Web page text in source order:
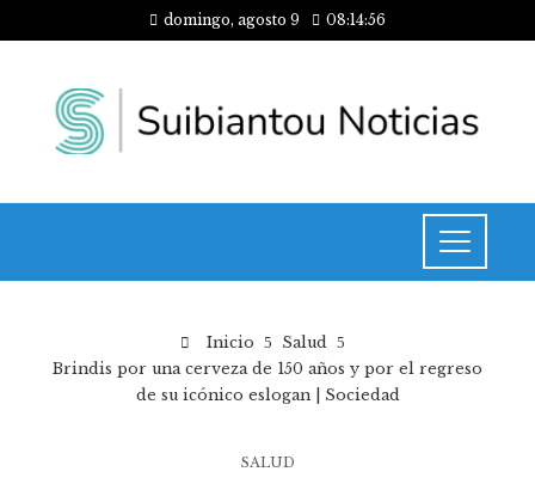
domingo, agosto 9 08:14:57
Inicio
Salud
Brindis por una cerveza de 150 años y por el regreso
de su icónico eslogan | Sociedad
SALUD